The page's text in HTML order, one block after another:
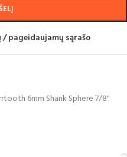
pageidaujamų sąrašo
6mm Shank Sphere 7/8"